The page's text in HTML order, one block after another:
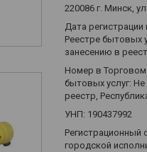
220086 г. Минск,
Дата
Реестре бытовых
занесению в
Номер в
бытовых услуг:
реестр,
УНП: 190437992
Регистрационный
городской